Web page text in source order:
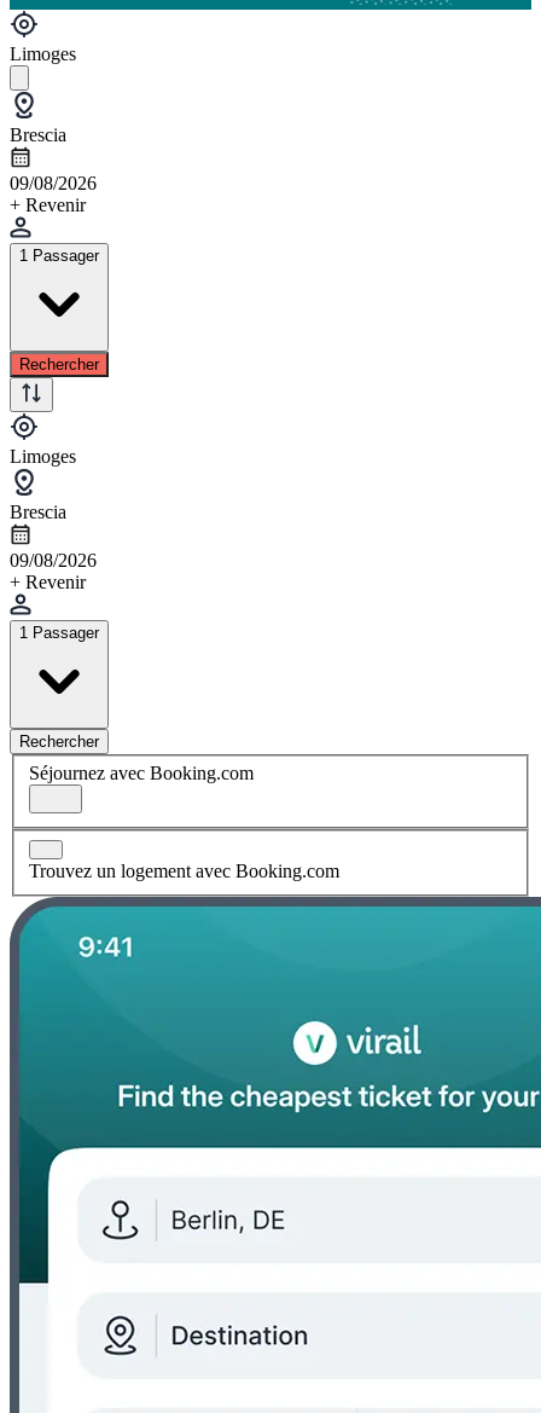
Limoges
Brescia
09/08/2026
+ Revenir
1 Passager
Rechercher
Limoges
Brescia
09/08/2026
+ Revenir
1 Passager
Rechercher
Séjournez avec Booking.com
Trouvez un logement avec Booking.com